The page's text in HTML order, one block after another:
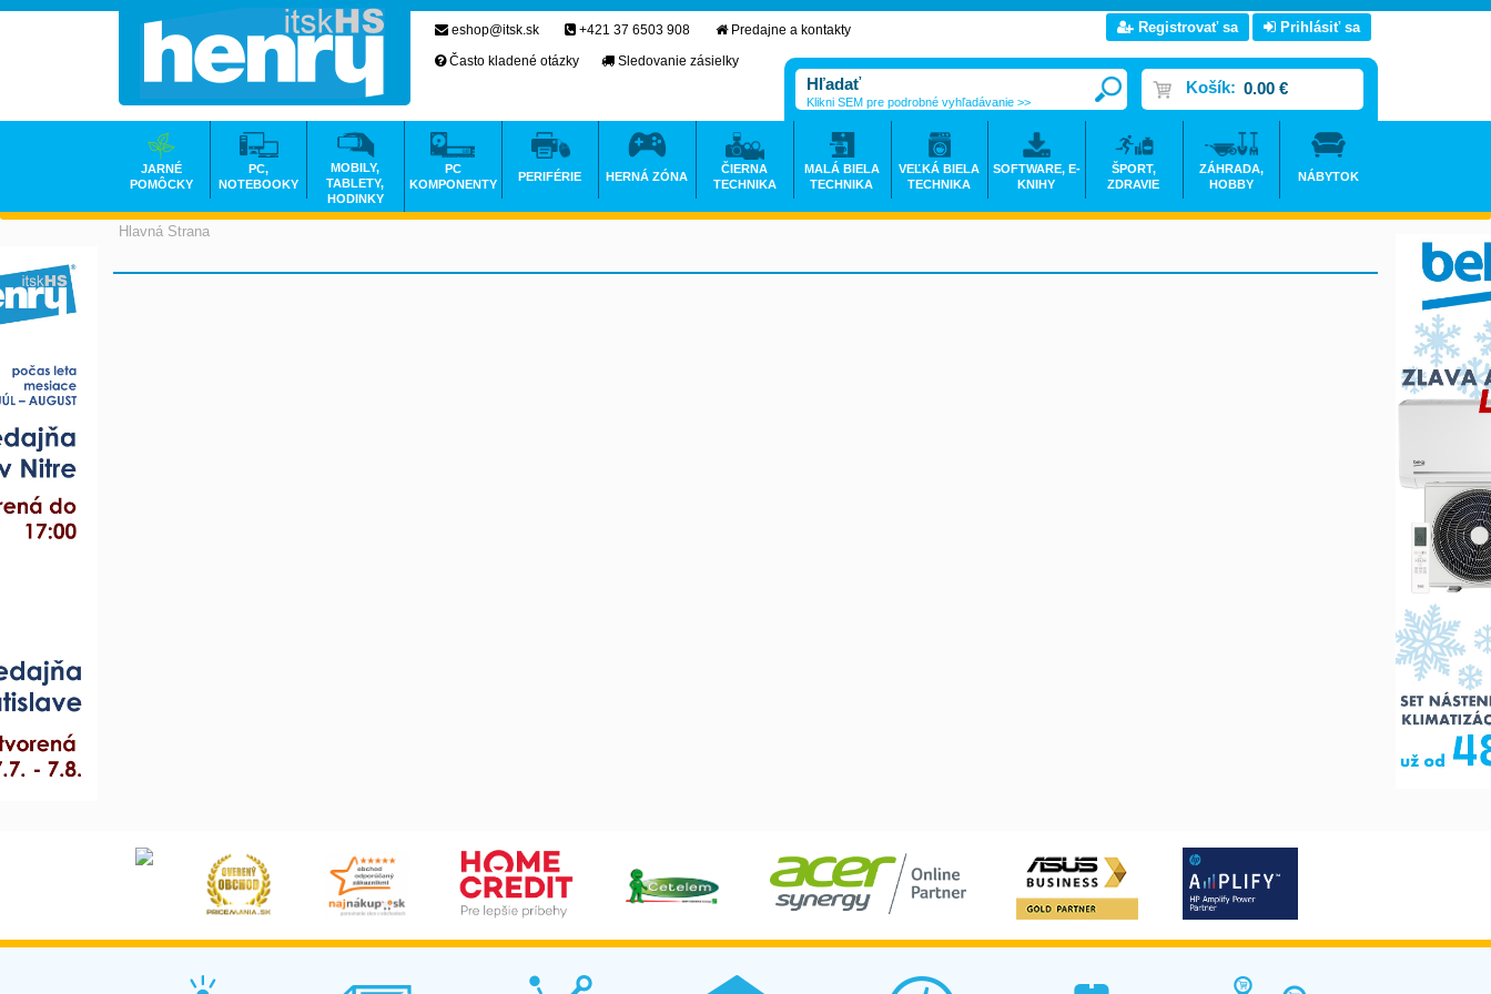
Hlavná Strana
eshop@itsk.sk +421 37 6503 908
Predajne a kontakty
Často kladené otázky
Sledovanie zásielky
Registrovať sa Prihlásiť sa
Košík: 0.00 €
Klikni SEM pre podrobné vyhľadávanie >>
JARNÉ
POMÔCKY
PC,
NOTEBOOKY
MOBILY,
TABLETY,
HODINKY
PC
KOMPONENTY
PERIFÉRIE HERNÁ ZÓNA
ČIERNA
TECHNIKA
MALÁ BIELA
TECHNIKA
VEĽKÁ BIELA
TECHNIKA
SOFTWARE, E-
KNIHY
ŠPORT,
ZDRAVIE
ZÁHRADA,
HOBBY
NÁBYTOK